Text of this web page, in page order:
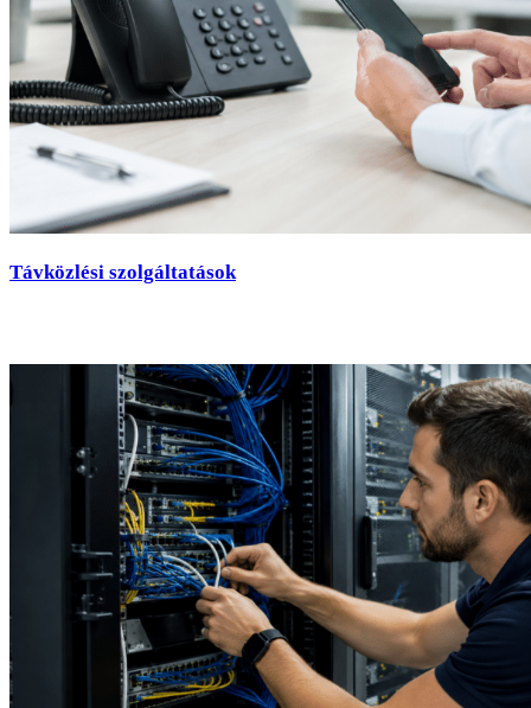
Távközlési szolgáltatások